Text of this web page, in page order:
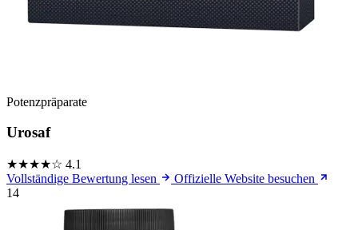
Potenzpräparate
Urosaf
★★★★☆ 4.1
Vollständige Bewertung lesen
Offizielle Website besuchen
14